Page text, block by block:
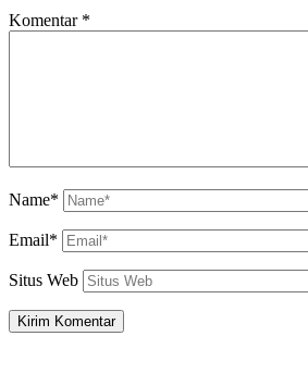
Komentar *
Name*
Email*
Situs Web